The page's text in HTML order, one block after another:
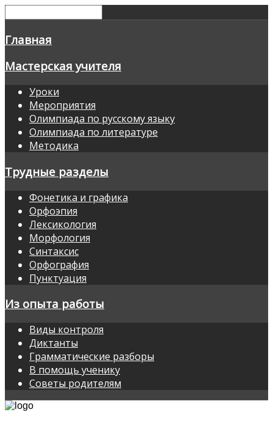
Главная
Мастерская учителя
Уроки
Мероприятия
Олимпиада по русскому языку
Олимпиада по литературе
Методика
Трудные разделы
Фонетика и графика
Орфоэпия
Лексикология
Морфология
Синтаксис
Орфография
Пунктуация
Из опыта работы
Виды контроля
Диктанты
Грамматические разборы
В помощь ученику
Советы родителям